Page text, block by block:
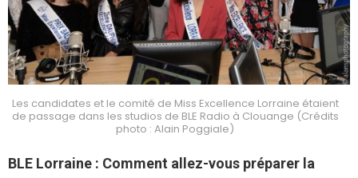
Les candidates et le comité de Miss Excellence Lorraine étaient
de passage dans les studios de BLE Radio à Clouange (Crédits
photo : Alain Poggiale)
BLE Lorraine : Comment allez-vous préparer la